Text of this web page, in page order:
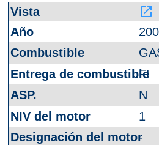
launch
FI
N
1
-